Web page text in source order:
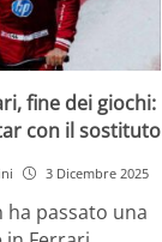
fine dei giochi:
con il sostituto
3 Dicembre 2025
ha passato una